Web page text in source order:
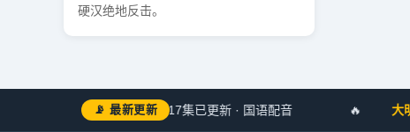
硬汉绝地反击。
📡 最新更新
灵域纪元 第17集已更新 · 国语配音 大明风